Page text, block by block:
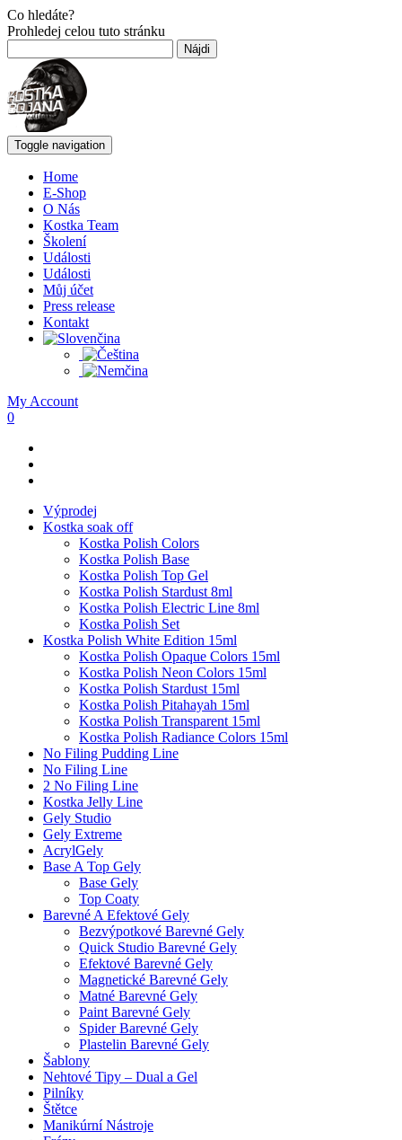
Co hledáte?
Prohledej celou tuto stránku
Toggle navigation
Home
E-Shop
O Nás
Kostka Team
Školení
Události
Události
Můj účet
Press release
Kontakt
My Account
0
Výprodej
Kostka soak off
Kostka Polish Colors
Kostka Polish Base
Kostka Polish Top Gel
Kostka Polish Stardust 8ml
Kostka Polish Electric Line 8ml
Kostka Polish Set
Kostka Polish White Edition 15ml
Kostka Polish Opaque Colors 15ml
Kostka Polish Neon Colors 15ml
Kostka Polish Stardust 15ml
Kostka Polish Pitahayah 15ml
Kostka Polish Transparent 15ml
Kostka Polish Radiance Colors 15ml
No Filing Pudding Line
No Filing Line
2 No Filing Line
Kostka Jelly Line
Gely Studio
Gely Extreme
AcrylGely
Base A Top Gely
Base Gely
Top Coaty
Barevné A Efektové Gely
Bezvýpotkové Barevné Gely
Quick Studio Barevné Gely
Efektové Barevné Gely
Magnetické Barevné Gely
Matné Barevné Gely
Paint Barevné Gely
Spider Barevné Gely
Plastelin Barevné Gely
Šablony
Nehtové Tipy – Dual a Gel
Pilníky
Štětce
Manikúrní Nástroje